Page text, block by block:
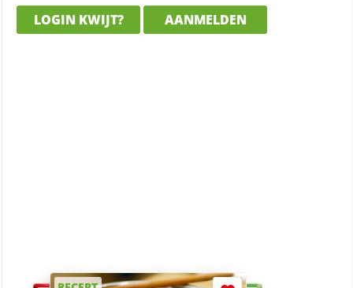
LOGIN KWIJT? AANMELDEN